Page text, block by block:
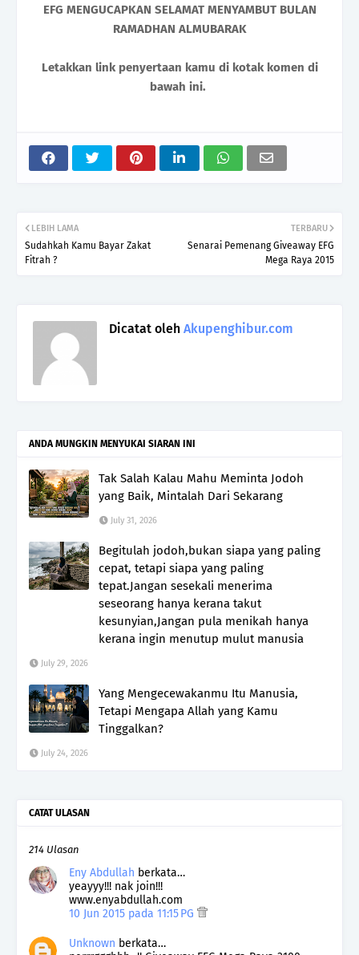
EFG MENGUCAPKAN SELAMAT MENYAMBUT BULAN
RAMADHAN ALMUBARAK
Letakkan link penyertaan kamu di kotak komen di
bawah ini.
TERBARU
Senarai Pemenang Giveaway EFG
Mega Raya 2015
LEBIH LAMA
Sudahkah Kamu Bayar Zakat
Fitrah ?
Dicatat oleh Akupenghibur.com
ANDA MUNGKIN MENYUKAI SIARAN INI
Tak Salah Kalau Mahu Meminta Jodoh
yang Baik, Mintalah Dari Sekarang
July 31, 2026
Begitulah jodoh,bukan siapa yang paling
cepat, tetapi siapa yang paling
tepat.Jangan sesekali menerima
seseorang hanya kerana takut
kesunyian,Jangan pula menikah hanya
kerana ingin menutup mulut manusia
July 29, 2026
Yang Mengecewakanmu Itu Manusia,
Tetapi Mengapa Allah yang Kamu
Tinggalkan?
July 24, 2026
CATAT ULASAN
214 Ulasan
Eny Abdullah berkata…
yeayyy!!! nak join!!!
www.enyabdullah.com
10 Jun 2015 pada 11:15 PG
Unknown berkata…